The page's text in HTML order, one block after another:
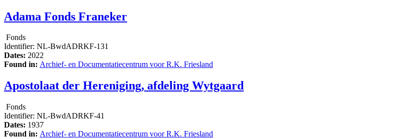
Adama Fonds Franeker
Fonds
Identifier: NL-BwdADRKF-131
Dates: 2022
Found in: Archief- en Documentatiecentrum voor R.K. Friesland
Apostolaat der Hereniging, afdeling Wytgaard
Fonds
Identifier: NL-BwdADRKF-41
Dates: 1937
Found in: Archief- en Documentatiecentrum voor R.K. Friesland